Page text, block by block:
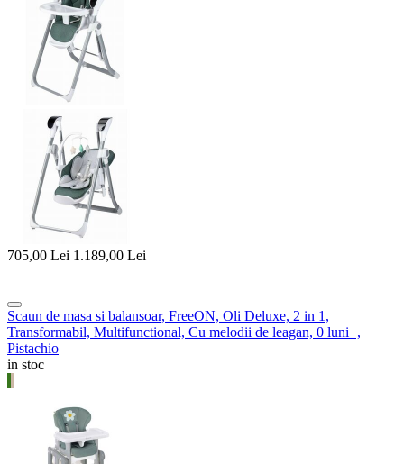
705,00 Lei 1.189,00 Lei
Scaun de masa si balansoar, FreeON, Oli Deluxe, 2 in 1,
Transformabil, Multifunctional, Cu melodii de leagan, 0 luni+,
Pistachio
in stoc